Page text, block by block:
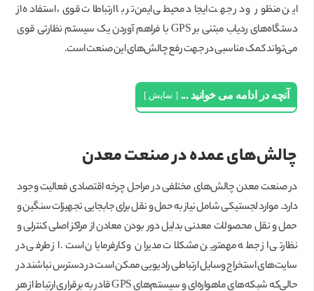
این منظور و در جهت ایجاد محیطی ایمن‌تر با ارتباطات قوی، استفاده از
دستگاه‌های ردیاب مبتنی بر GPS با فراهم آوردن یک سیستم نظارتی قوی
می‌تواند کمک مناسبی در جهت رفع چالش‌های این صنعت است.
آنچه در ادامه می خوانید ... نمایش
چالش‌های عمده در صنعت معدن
در صنعت معدن چالش‌های مختلفی در مراحل چرخه اقتصادی فعالیت وجود
دارد. موارد لجستیکی شامل نیاز به حمل و نقل برای جابجایی تجهیزات سنگین و
حمل و نقل محصولات معدنی بدلیل دور بودن معادن از مراکز اصلی کنترلی و
نظارتی از جمله مهمترین مشکلات مدیران و کارفرمایان است. از طرفی در
سایت‌های استخراج وسایل ارتباطی رادیویی ممکن است در دسترس نباشند در
حالی‌که شبکه‌های ماهواره‌ای و سیستم‌های GPS قادر به برقراری ارتباط از هر